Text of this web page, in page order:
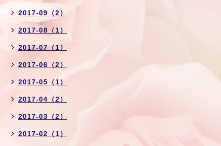
2017-09（2）
2017-08（1）
2017-07（1）
2017-06（2）
2017-05（1）
2017-04（2）
2017-03（2）
2017-02（1）